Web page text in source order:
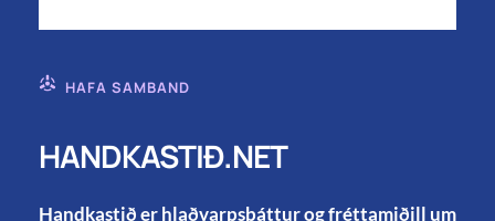
HAFA SAMBAND
HANDKASTIÐ.NET
Handkastið er hlaðvarpsþáttur og fréttamiðill um